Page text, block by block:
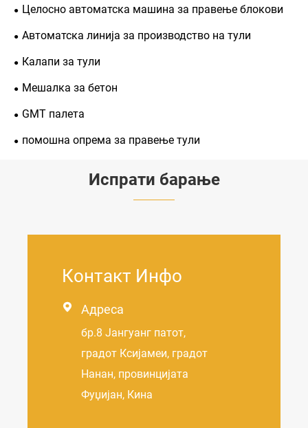
Целосно автоматска машина за правење блокови
Автоматска линија за производство на тули
Калапи за тули
Мешалка за бетон
GMT палета
помошна опрема за правење тули
Испрати барање
Контакт Инфо
 Адреса
бр.8 Јангуанг патот,
градот Ксијамеи, градот
Нанан, провинцијата
Фуџијан, Кина